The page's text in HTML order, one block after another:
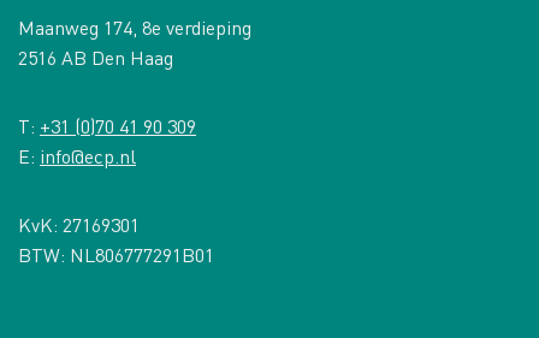
Maanweg 174, 8e verdieping
2516 AB Den Haag
T: +31 (0)70 41 90 309
E: info@ecp.nl
KvK: 27169301
BTW: NL806777291B01